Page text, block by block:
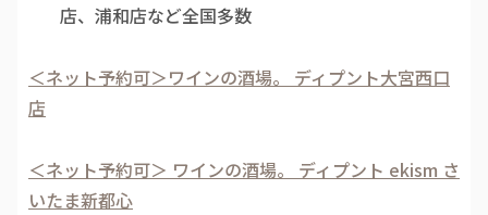
店、浦和店など全国多数
＜ネット予約可＞ワインの酒場。 ディプント大宮西口
店
＜ネット予約可＞ ワインの酒場。 ディプント ekism さ
いたま新都心